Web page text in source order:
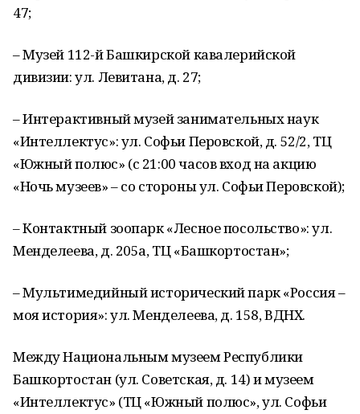
47;
– Музей 112-й Башкирской кавалерийской
дивизии: ул. Левитана, д. 27;
– Интерактивный музей занимательных наук
«Интеллектус»: ул. Софьи Перовской, д. 52/2, ТЦ
«Южный полюс» (с 21:00 часов вход на акцию
«Ночь музеев» – со стороны ул. Софьи Перовской);
– Контактный зоопарк «Лесное посольство»: ул.
Менделеева, д. 205а, ТЦ «Башкортостан»;
– Мультимедийный исторический парк «Россия –
моя история»: ул. Менделеева, д. 158, ВДНХ.
Между Национальным музеем Республики
Башкортостан (ул. Советская, д. 14) и музеем
«Интеллектус» (ТЦ «Южный полюс», ул. Софьи